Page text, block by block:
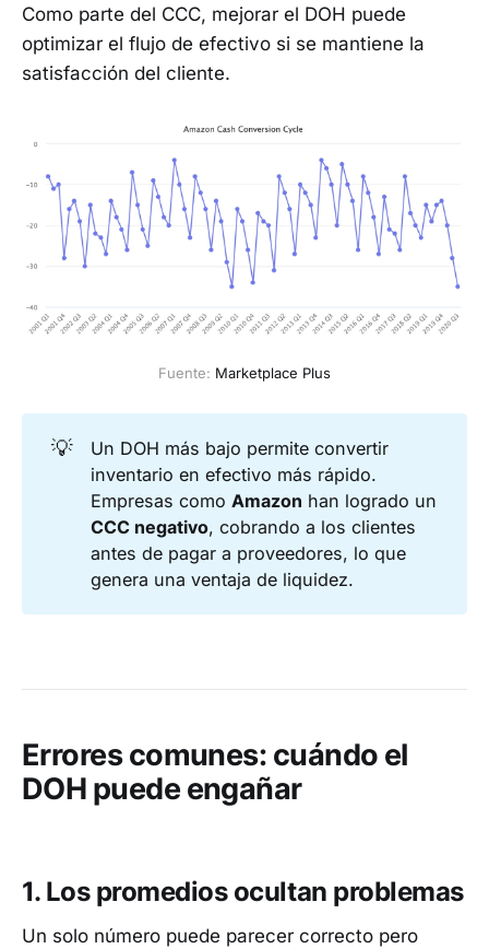
Como parte del CCC, mejorar el DOH puede
optimizar el flujo de efectivo si se mantiene la
satisfacción del cliente.
Fuente: Marketplace Plus
💡
Un DOH más bajo permite convertir
inventario en efectivo más rápido.
Empresas como Amazon han logrado un
CCC negativo, cobrando a los clientes
antes de pagar a proveedores, lo que
genera una ventaja de liquidez.
Errores comunes: cuándo el
DOH puede engañar
1. Los promedios ocultan problemas
Un solo número puede parecer correcto pero